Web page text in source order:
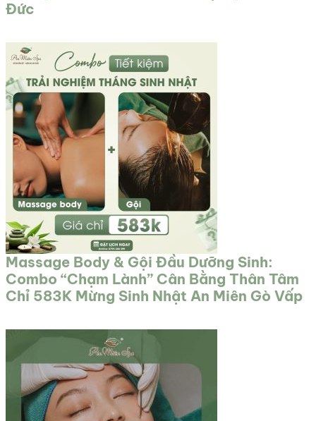
Đức
Massage Body & Gội Đầu Dưỡng Sinh:
Combo “Chạm Lành” Cân Bằng Thân Tâm
Chỉ 583K Mừng Sinh Nhật An Miên Gò Vấp